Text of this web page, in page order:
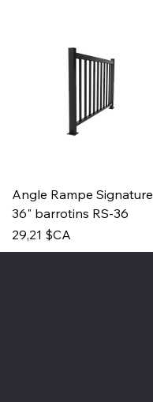
Angle Rampe Signature
36" barrotins RS-36
Prix
29,21 $CA